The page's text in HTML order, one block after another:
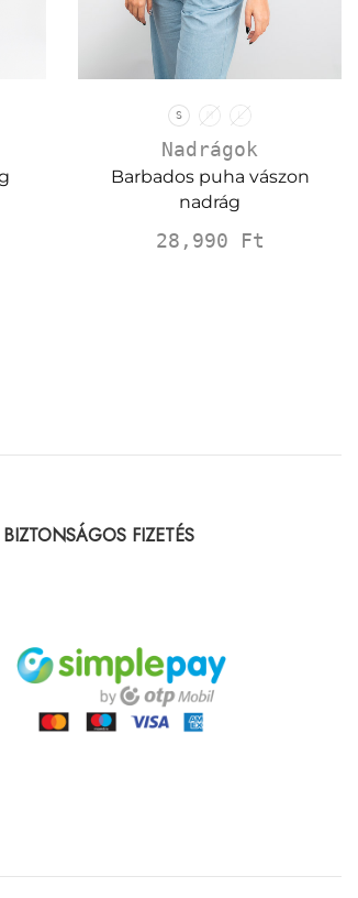
S M L
Nadrágok
Barbados puha vászon
nadrág
28,990 Ft
BIZTONSÁGOS FIZETÉS